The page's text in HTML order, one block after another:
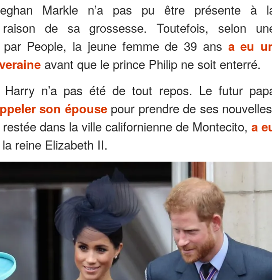
Markle n’a pas pu être présente à
de sa grossesse. Toutefois, selon
par People, la jeune femme de 39 ans a eu
avant que le prince Philip ne soit enterré.
n’a pas été de tout repos. Le futur
son épousepour prendre de ses
dans la ville californienne de Montecito, a
reine Elizabeth II.